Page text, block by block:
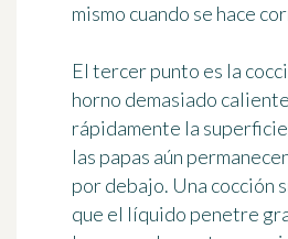
mismo cuando se hace
El tercer punto es la
horno demasiado
rápidamente la
las papas aún
por debajo. Una cocción
que el líquido penetre